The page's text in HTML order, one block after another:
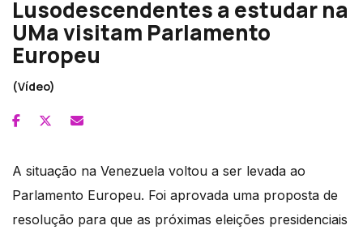
Lusodescendentes a estudar na
UMa visitam Parlamento
Europeu
(Vídeo)
A situação na Venezuela voltou a ser levada ao
Parlamento Europeu. Foi aprovada uma proposta de
resolução para que as próximas eleições presidenciais